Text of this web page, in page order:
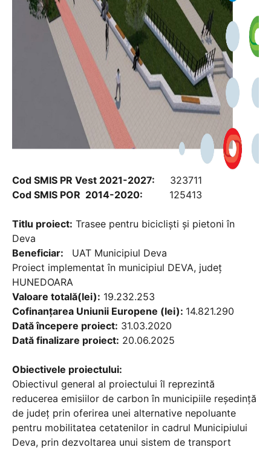
Cod SMIS PR Vest 2021-2027: 323711
Cod SMIS POR 2014-2020:
125413
Titlu proiect: Trasee pentru bicicliști și pietoni în
Deva
Beneficiar:
UAT Municipiul Deva
Proiect implementat în municipiul DEVA, județ
HUNEDOARA
Valoare totală(lei): 19.232.253
Cofinanțarea Uniunii Europene (lei): 14.821.290
Dată începere proiect: 31.03.2020
Dată finalizare proiect: 20.06.2025
Obiectivele proiectului:
Obiectivul general al proiectului îl reprezintă
reducerea emisiilor de carbon în municipiile reședință
de județ prin oferirea unei alternative nepoluante
pentru mobilitatea cetatenilor in cadrul Municipiului
Deva, prin dezvoltarea unui sistem de transport